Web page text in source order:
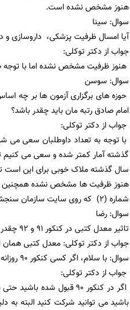
هنوز مشخص نشده است.
سوال: سینا
آیا امسال ظرفیت پزشکی، داروسازی و
جواب از دکتر توکلی:
هنوز ظرفیت مشخص نشده اما با توجه
سوال: سوسن
حوزه های برگزاری آزمون ها بر چه
امام صادق رتبه مان باید چقدر باشد؟
جواب از دکتر توکلی:
با توجه به تعداد داوطلبان سعی می
گذشته آمار کمتر شده و سعی می کنیم
سال گذشته ملاک خوبی برای این است
هنوز ظرفیت ها مشخص نشده همچنين
شماره (2) که روی سایت سازمان سنجش است مراجعه کنید.
سوال: رضا
تاثیر معدل کتبی در کنکور 91 و 92 چقدر است؟
جواب از دکتر توکلی: معدل کتبی همان امتحان
سوال: با سلام، اگر کسی کنکور 90 روزانه قبول شده باشد در کنکور 91 می تواند شرکت کند؟ در کنکور 92 چطور؟
جواب از دکتر توکلی: